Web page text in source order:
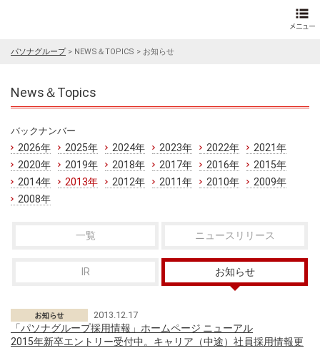
パソナグループ> NEWS＆TOPICS > お知らせ
News＆Topics
バックナンバー
2026年 2025年 2024年 2023年 2022年
2021年
2020年
2019年 2018年 2017年 2016年
2015年
2014年
2013年 2012年 2011年 2010年
2009年
2008年
一覧 ニュースリリース
IR お知らせ
2013.12.17
「パソナグループ採用情報」ホームページ ニューアル
2015年新卒エントリー受付中。キャリア（中途）社員採用情報更